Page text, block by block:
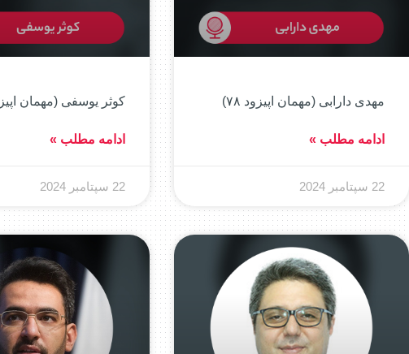
مهدی دارابی (مهمان اپیزود ۷۸)
ادامه مطلب »
22 سپتامبر 2024
کوثر یوسفی (مهمان اپیزود
ادامه مطلب »
22 سپتامبر 2024